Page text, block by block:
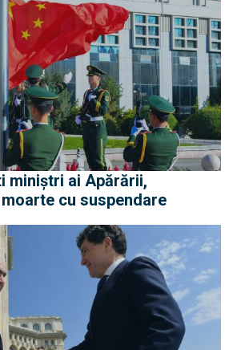
miniștri ai Apărării,
cu suspendare